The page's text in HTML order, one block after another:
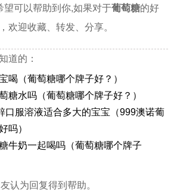
望可以帮助到你,如果对于葡萄糖的好
欢迎收藏、转发、分享。
道的：
喝（葡萄糖哪个牌子好？）
糖水吗（葡萄糖哪个牌子好？）
口服溶液适合多大的宝宝（999澳诺葡
吗）
牛奶一起喝吗（葡萄糖哪个牌子
认为回复得到帮助。